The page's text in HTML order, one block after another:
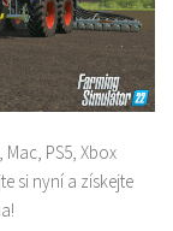
PS5, Xbox
si nyní a získejte